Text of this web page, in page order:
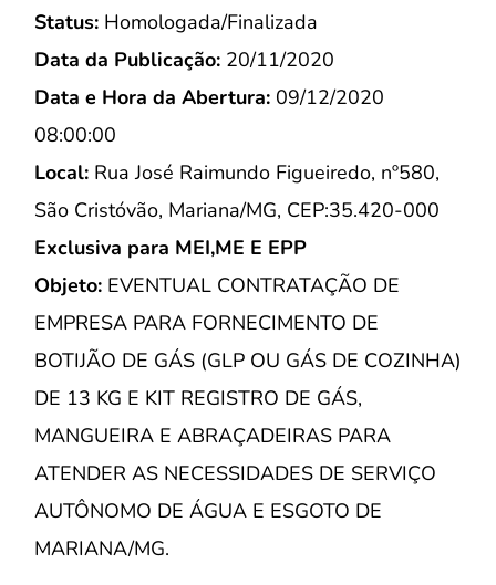
Status: Homologada/Finalizada
Data da Publicação: 20/11/2020
Data e Hora da Abertura: 09/12/2020
08:00:00
Local: Rua José Raimundo Figueiredo, nº580,
São Cristóvão, Mariana/MG, CEP:35.420-000
Exclusiva para MEI,ME E EPP
Objeto: EVENTUAL CONTRATAÇÃO DE
EMPRESA PARA FORNECIMENTO DE
BOTIJÃO DE GÁS (GLP OU GÁS DE COZINHA)
DE 13 KG E KIT REGISTRO DE GÁS,
MANGUEIRA E ABRAÇADEIRAS PARA
ATENDER AS NECESSIDADES DE SERVIÇO
AUTÔNOMO DE ÁGUA E ESGOTO DE
MARIANA/MG.